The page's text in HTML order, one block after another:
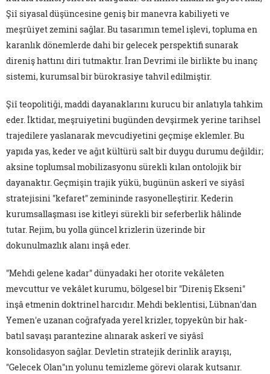
Şiî siyasal düşüncesine geniş bir manevra kabiliyeti ve
meşrûiyet zemini sağlar. Bu tasarımın temel işlevi, topluma en
karanlık dönemlerde dahi bir gelecek perspektifi sunarak
direniş hattını diri tutmaktır. İran Devrimi ile birlikte bu inanç
sistemi, kurumsal bir bürokrasiye tahvil edilmiştir.
Şiî teopolitiği, maddi dayanaklarını kurucu bir anlatıyla tahkim
eder. İktidar, meşruiyetini bugünden devşirmek yerine tarihsel
trajedilere yaslanarak mevcudiyetini geçmişe eklemler. Bu
yapıda yas, keder ve ağıt kültürü salt bir duygu durumu değildir;
aksine toplumsal mobilizasyonu sürekli kılan ontolojik bir
dayanaktır. Geçmişin trajik yükü, bugünün askerî ve siyâsî
stratejisini "kefaret" zemininde rasyonelleştirir. Kederin
kurumsallaşması ise kitleyi sürekli bir seferberlik hâlinde
tutar. Rejim, bu yolla güncel krizlerin üzerinde bir
dokunulmazlık alanı inşâ eder.
"Mehdi gelene kadar" dünyadaki her otorite vekâleten
mevcuttur ve vekâlet kurumu, bölgesel bir "Direniş Ekseni"
inşâ etmenin doktrinel harcıdır. Mehdi beklentisi, Lübnan'dan
Yemen'e uzanan coğrafyada yerel krizler, topyekûn bir hak-
batıl savaşı parantezine alınarak askerî ve siyâsî
konsolidasyon sağlar. Devletin stratejik derinlik arayışı,
"Gelecek Olan"ın yolunu temizleme görevi olarak kutsanır.